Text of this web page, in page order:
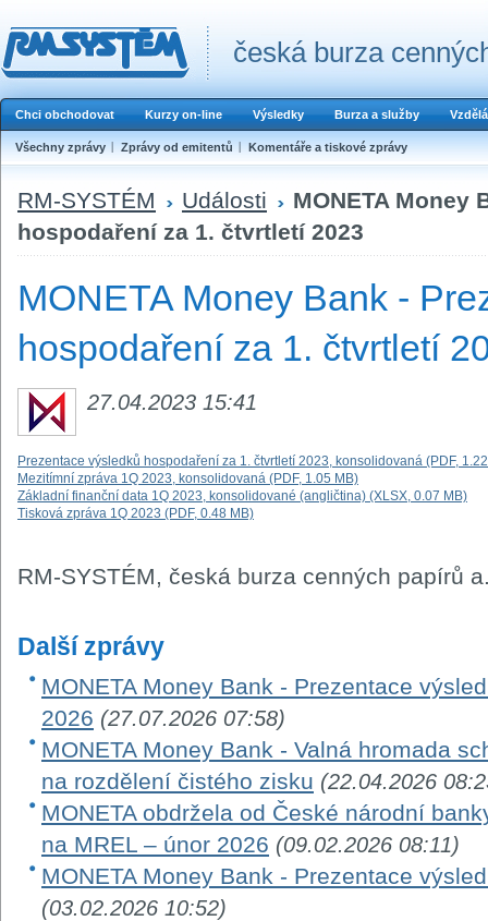
česká burza
Chci obchodovat Kurzy on-line Výsledky Burza a služby
Všechny zprávy Zprávy od emitentů Komentáře a tiskové zprávy
RM-SYSTÉM Události
MONETA Money
hospodaření za 1. čtvrtletí 2023
MONETA Money Bank -
hospodaření za 1. čtvrtletí
27.04.2023 15:41
Prezentace výsledků hospodaření za 1. čtvrtletí 2023, konsolidovaná (PDF,
Mezitímní zpráva 1Q 2023, konsolidovaná (PDF, 1.05 MB)
Základní finanční data 1Q 2023, konsolidované (angličtina) (XLSX, 0.07 MB)
Tisková zpráva 1Q 2023 (PDF, 0.48 MB)
RM-SYSTÉM, česká burza cenných papírů
Další zprávy
MONETA Money Bank - Prezentace
2026 (27.07.2026 07:58)
MONETA Money Bank - Valná hromada
na rozdělení čistého zisku (22.04.2026
MONETA obdržela od České národní
na MREL – únor 2026 (09.02.2026 08:11)
MONETA Money Bank - Prezentace
(03.02.2026 10:52)